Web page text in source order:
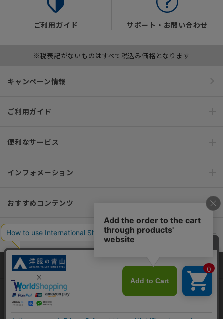
ご利用ガイド サポート・お問い合わせ
※税表記がないものはすべて税込み価格となります
キャンペーン情報
ご利用ガイド
便利なサービス
インフォメーション
おすすめコンテンツ
ポリシー・企業情報
オーダースーツなら SHITATE
当サイトでは、快適な閲覧体験とコンテンツ改善のためにCookieを使用
しています。閲覧を続けることで、Cookieの使用に同意したものとみな
します。詳細については